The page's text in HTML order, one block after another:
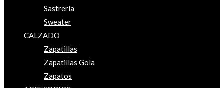
Sastrería
Sweater
CALZADO
Zapatillas
Zapatillas Gola
Zapatos